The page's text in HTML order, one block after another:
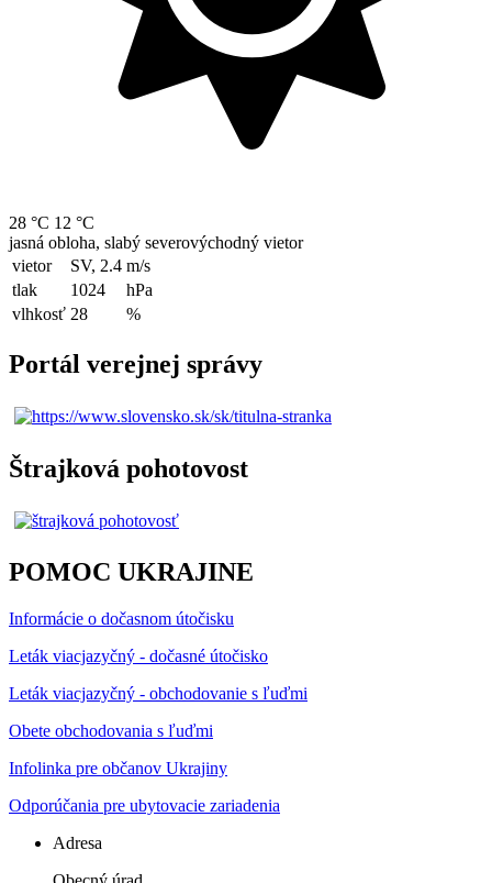
28 °C 12 °C
jasná obloha, slabý severovýchodný vietor
vietor
SV, 2.4 m/s
tlak
1024
hPa
vlhkosť 28 %
Portál verejnej správy
Štrajková pohotovost
POMOC UKRAJINE
Informácie o dočasnom útočisku
Leták viacjazyčný - dočasné útočisko
Leták viacjazyčný - obchodovanie s ľuďmi
Obete obchodovania s ľuďmi
Infolinka pre občanov Ukrajiny
Odporúčania pre ubytovacie zariadenia
Adresa